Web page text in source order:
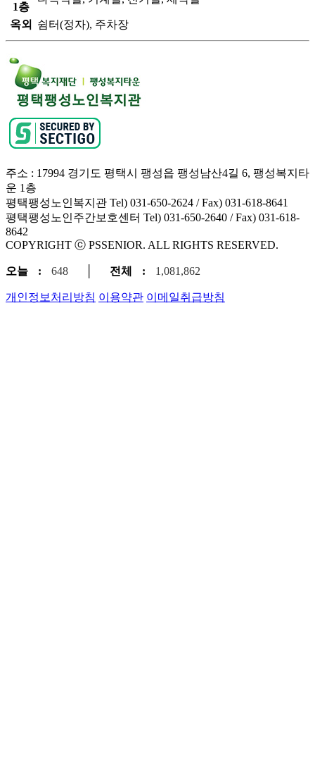
1층
옥외 쉼터(정자), 주차장
주소 : 17994 경기도 평택시 팽성읍 팽성남산4길 6, 팽성복지타
운 1층
평택팽성노인복지관 Tel) 031-650-2624 / Fax) 031-618-8641
평택팽성노인주간보호센터 Tel) 031-650-2640 / Fax) 031-618-
8642
COPYRIGHT ⓒ PSSENIOR. ALL RIGHTS RESERVED.
오늘 : 648 전체 : 1,081,862
개인정보처리방침 이용약관 이메일취급방침